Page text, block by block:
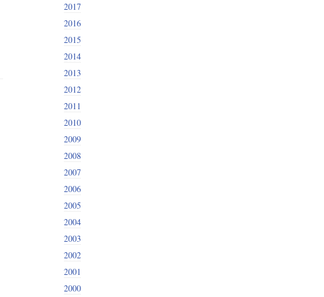
2017
2016
2015
2014
2013
2012
2011
2010
2009
2008
2007
2006
2005
2004
2003
2002
2001
2000